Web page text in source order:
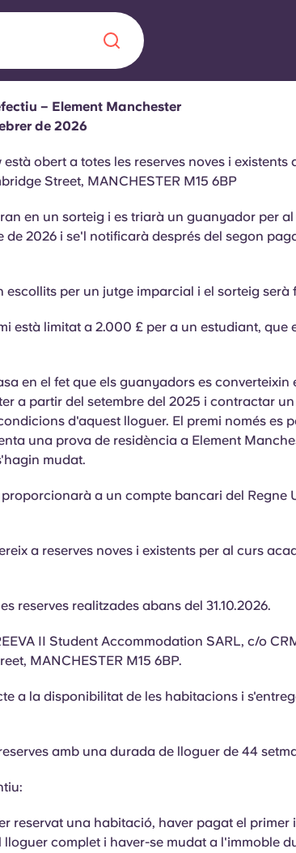
Sobre nosaltres
Español
– Element Manchester
de 2026
obert a totes les reserves noves i existents
Street, MANCHESTER M15 6BP
en un sorteig i es triarà un guanyador per al
de 2026 i se'l notificarà després del segon
escollits per un jutge imparcial i el sorteig serà
està limitat a 2.000 £ per a un estudiant, que
en el fet que els guanyadors es converteixin
a partir del setembre del 2025 i contractar
d'aquest lloguer. El premi només es
una prova de residència a Element
mudat.
proporcionarà a un compte bancari del Regne
a reserves noves i existents per al curs
reserves realitzades abans del 31.10.2026.
II Student Accommodation SARL, c/o
MANCHESTER M15 6BP.
a la disponibilitat de les habitacions i
amb una durada de lloguer de 44
reservat una habitació, haver pagat el primer
lloguer complet i haver-se mudat a l'immoble